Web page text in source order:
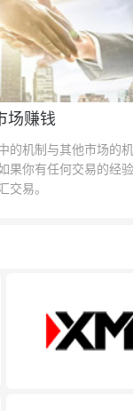
场赚钱
的机制与其他市场的
果你有任何交易的经
易。